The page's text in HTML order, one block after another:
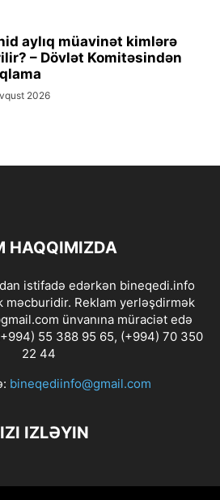
aylıq müavinət kimlərə
– Dövlət Komitəsindən
2026
HAQQIMIZDA
istifadə edərkən bineqedi.info
məcburidir. Reklam yerləşdirmək
ünvanına müraciət edə
55 388 95 65, (+994) 70 350
22 44
bineqediinfo@gmail.com
IZLƏYIN